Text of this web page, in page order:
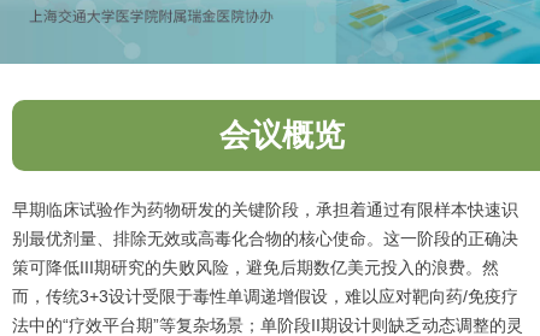
会议概览
早期临床试验作为药物研发的关键阶段，承担着通过有限样本快速识
别最优剂量、排除无效或高毒化合物的核心使命。这一阶段的正确决
策可降低III期研究的失败风险，避免后期数亿美元投入的浪费。然
而，传统3+3设计受限于毒性单调递增假设，难以应对靶向药/免疫疗
法中的“疗效平台期”等复杂场景；单阶段II期设计则缺乏动态调整的灵